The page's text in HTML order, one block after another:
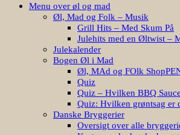
Menu over øl og mad
Øl, Mad og Folk – Musik
Grill Hits – Med Skum På
Julehits med en Øltwist –
Julekalender
Bogen Øl i Mad
Øl, MAd og FOlk
Quiz
Quiz – Hvilken BBQ
Quiz: Hvilken grøntsag er
Danske Bryggerier
Oversigt over alle